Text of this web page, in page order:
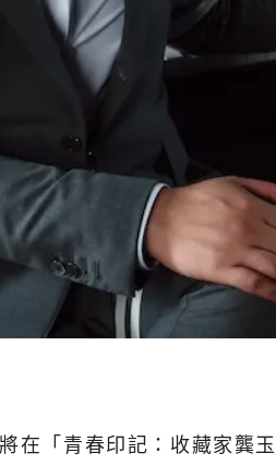
「青春印記：收藏家龔